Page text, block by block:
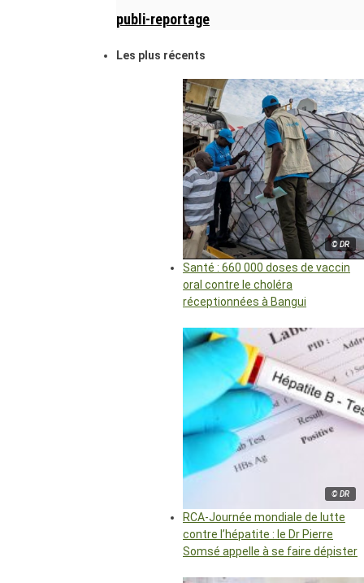
publi-reportage
Les plus récents
© DR
Santé : 660 000 doses de vaccin
oral contre le choléra
réceptionnées à Bangui
© DR
RCA-Journée mondiale de lutte
contre l’hépatite : le Dr Pierre
Somsé appelle à se faire dépister